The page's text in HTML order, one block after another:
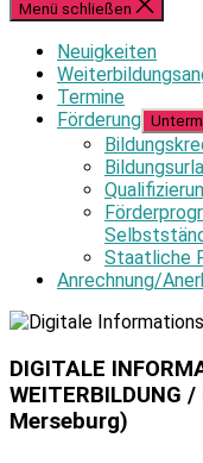
Menü schließen
Neuigkeiten
Termine
Förderung
Staatliche
Anrechnung/
DIGITALE
WEITERBILDUNG
Merseburg)